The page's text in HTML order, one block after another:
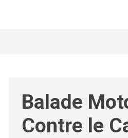
Balade
Contre le